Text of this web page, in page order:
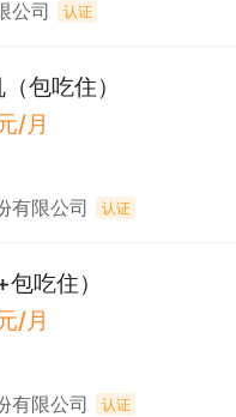
公司 认证
包吃住）
/月
有限公司 认证
吃住）
/月
有限公司 认证